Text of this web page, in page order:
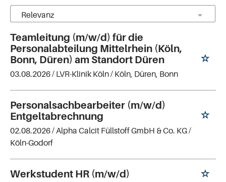
Teamleitung (m/w/d) für die
Personalabteilung Mittelrhein (Köln,
Bonn, Düren) am Standort Düren
03.08.2026 / LVR-Klinik Köln/ Köln, Düren, Bonn
Personalsachbearbeiter (m/w/d)
Entgeltabrechnung
02.08.2026 / Alpha Calcit Füllstoff GmbH & Co. KG/
Köln-Godorf
Werkstudent HR (m/w/d)